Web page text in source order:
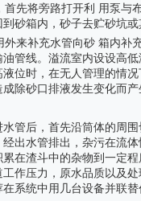
先将旁路打开利 用泵与
砂箱内，砂子去贮砂坑或
来补充水管向砂 箱内补
管线。溢流室内设设高
位时，在无人管理的情
除砂口排液发生变化而产
管后，首先沿筒体的周
出水管排出，杂污在流
在渣斗中的杂物到一定
作压力，原水品质以及
系统中用几台设备并联